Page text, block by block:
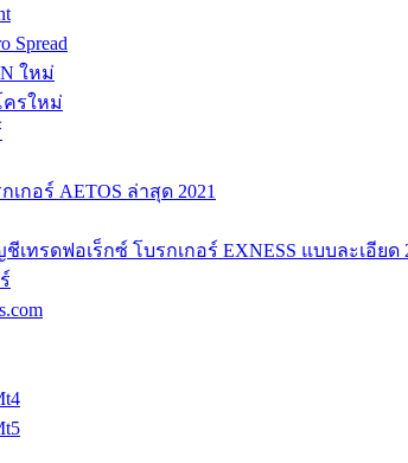
Spread
ใหม่
รใหม่
กอร์ AETOS ล่าสุด 2021
ทรดฟอเร็กซ์ โบรกเกอร์ EXNESS แบบละเอียด